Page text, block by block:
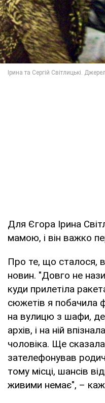
Для Єгора Ірина
мамою, і він важко
Про те, що сталося,
новин. "Довго не
куди прилетіла
сюжетів я побачила
на вулицю з шафи, де
архів, і на ній
чоловіка. Ще
зателефонував
тому місці, шансів
живими немає", –